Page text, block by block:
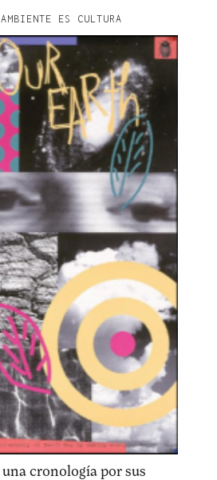
ES CULTURA
cronología por sus